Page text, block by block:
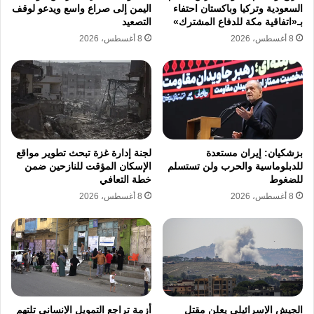
تحتاج غالبًا إلى مخالطة قريبة ومباشرة، وهو ما
دفع السلطات إلى التركيز على تتبع المخالطين
والركاب الذين غادروا السفينة، بدلًا من إعلان حالة
ذعر صحي عام.
تتبع دولي للركاب
وبحسب تقارير دولية، عاد بعض الركاب الذين
غادروا السفينة إلى دول بينها المملكة المتحدة
والولايات المتحدة وسنغافورة وسويسرا وأستراليا،
فيما وضعت سلطات صحية عددًا منهم تحت
المراقبة أو العزل الذاتي لحين انتهاء فترة المتابعة
الصحية.
السعودية وتركيا وباكستان احتفاء
بـ«اتفاقية مكة للدفاع المشترك»
8 أغسطس، 2026
اليمن إلى صراع واسع ويدعو لوقف
التصعيد
8 أغسطس، 2026
بزشكيان: إيران مستعدة
للدبلوماسية والحرب ولن تستسلم
للضغوط
8 أغسطس، 2026
لجنة إدارة غزة تبحث تطوير مواقع
الإسكان المؤقت للنازحين ضمن
خطة التعافي
8 أغسطس، 2026
الجيش الإسرائيلي يعلن مقتل
أزمة تراجع التمويل الإنساني تلتهم